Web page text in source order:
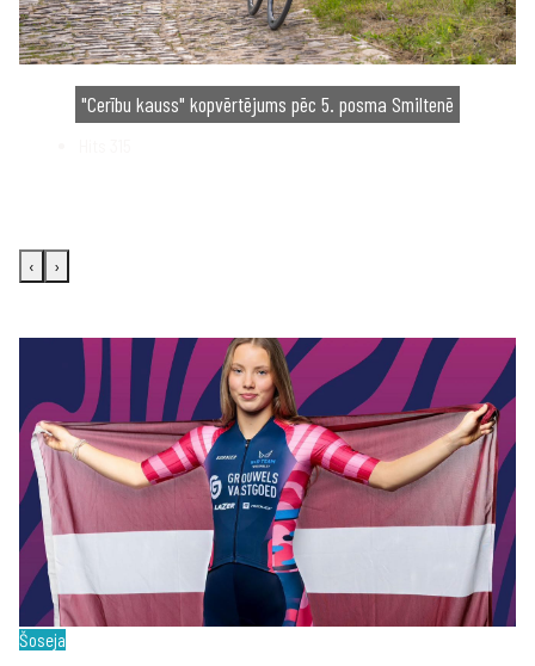
"Cerību kauss" kopvērtējums pēc 5. posma Smiltenē
‹ ›
Šoseja